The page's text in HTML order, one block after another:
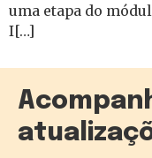
uma etapa do
I[…]